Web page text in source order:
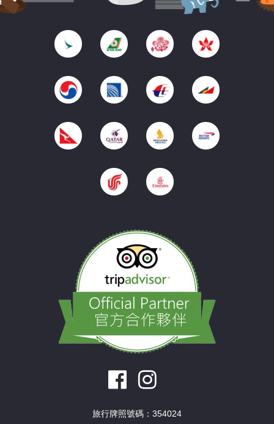
旅行牌照號碼：354024